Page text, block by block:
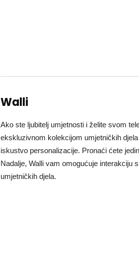
Walli
Ako ste ljubitelj umjetnosti i želite svom
ekskluzivnom kolekcijom umjetničkih
iskustvo personalizacije. Pronaći ćete
Nadalje, Walli vam omogućuje interakciju
umjetničkih djela.